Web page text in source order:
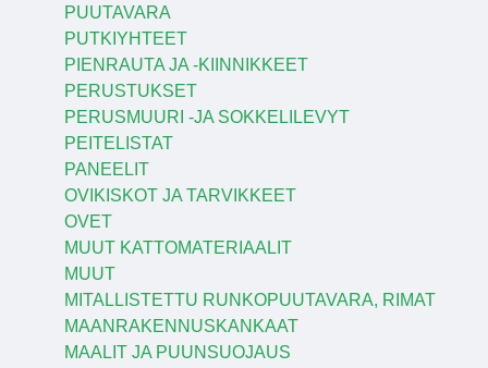
PUUTAVARA
PUTKIYHTEET
PIENRAUTA JA -KIINNIKKEET
PERUSTUKSET
PERUSMUURI -JA SOKKELILEVYT
PEITELISTAT
PANEELIT
OVIKISKOT JA TARVIKKEET
OVET
MUUT KATTOMATERIAALIT
MUUT
MITALLISTETTU RUNKOPUUTAVARA, RIMAT
MAANRAKENNUSKANKAAT
MAALIT JA PUUNSUOJAUS